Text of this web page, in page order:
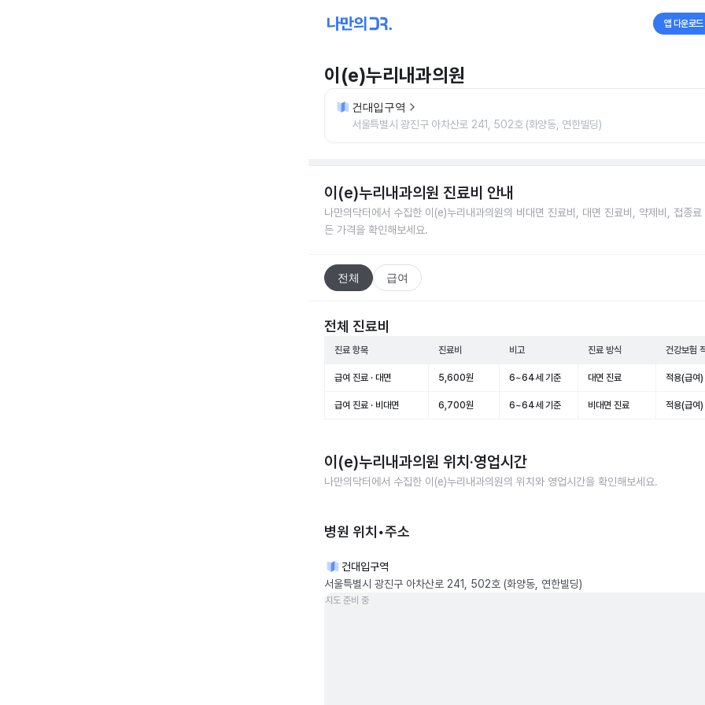
앱 다운로드
이(e)누리내과의원
건대입구역
서울특별시 광진구 아차산로 241, 502호 (화양동, 연한빌딩)
이(e)누리내과의원 진료비 안내
나만의닥터에서 수집한 이(e)누리내과의원의 비대면 진료비, 대면 진료비, 약제비, 접종료
든 가격을 확인해보세요.
전체 급여
전체 진료비
진료 항목 진료비 비고 진료 방식 건강보험
급여 진료 · 대면 5,600원 6~64세 기준 대면 진료 적용(급여)
급여 진료 · 비대면 6,700원 6~64세 기준 비대면 진료 적용(급여)
이(e)누리내과의원 위치·영업시간
나만의닥터에서 수집한 이(e)누리내과의원의 위치와 영업시간을 확인해보세요.
병원 위치•주소
건대입구역
서울특별시 광진구 아차산로 241, 502호 (화양동, 연한빌딩)
지도 준비 중